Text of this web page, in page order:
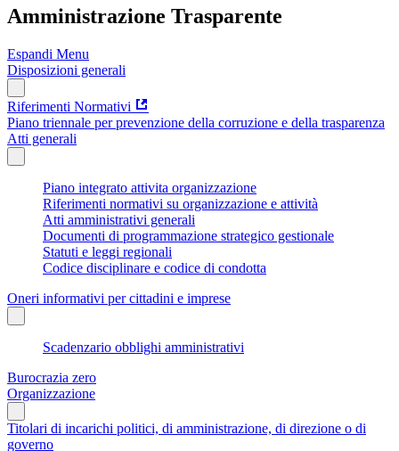
Amministrazione Trasparente
Espandi Menu
Disposizioni generali
Riferimenti Normativi
Piano triennale per prevenzione della corruzione e della trasparenza
Atti generali
Piano integrato attivita organizzazione
Riferimenti normativi su organizzazione e attività
Atti amministrativi generali
Documenti di programmazione strategico gestionale
Statuti e leggi regionali
Codice disciplinare e codice di condotta
Oneri informativi per cittadini e imprese
Scadenzario obblighi amministrativi
Burocrazia zero
Organizzazione
Titolari di incarichi politici, di amministrazione, di direzione o di
governo